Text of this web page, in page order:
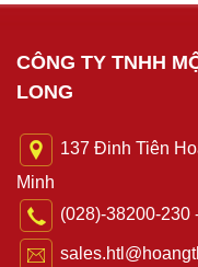
CÔNG TY TNHH
LONG
137 Đinh Tiên
Minh
(028)-38200-230